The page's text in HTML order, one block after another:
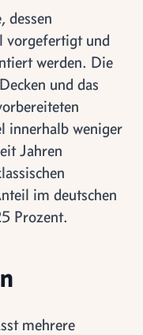
dessen
vorgefertigt und
werden. Die
und das
innerhalb weniger
Jahren
im deutschen
Prozent.
mehrere